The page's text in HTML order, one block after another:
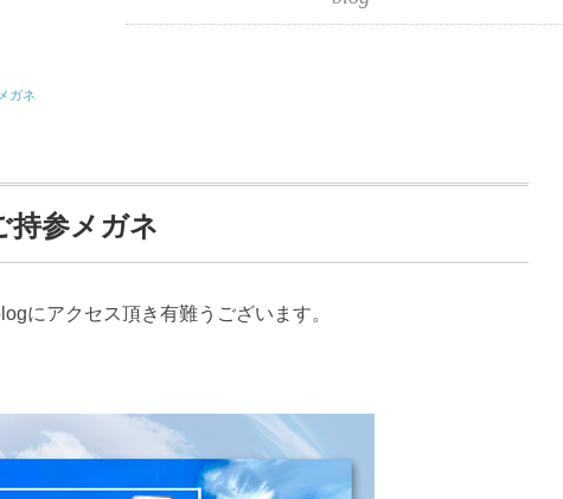
ガネ
持参メガネ
にアクセス頂き有難うございます。